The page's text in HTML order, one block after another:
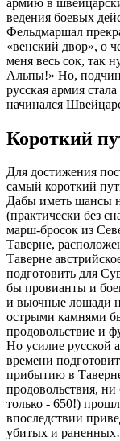
ведения боевых
Фельдмаршал
«венский двор», о
меня весь сок, так
Альпы!» Но,
русская армия
начинался
Короткий
Для достижения
самый короткий
Дабы иметь шансы
(практически без
марш-бросок из
Таверне,
Таверне
подготовить для
бы провианты и
и вьючные лошади
острыми камнями
продовольствие и
Но усилие русской
времени
прибытию в
продовольствия,
только - 650!)
впоследствии
убитых и